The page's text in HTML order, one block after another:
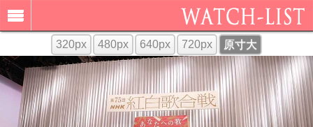
320px 480px 640px 720px 原寸大